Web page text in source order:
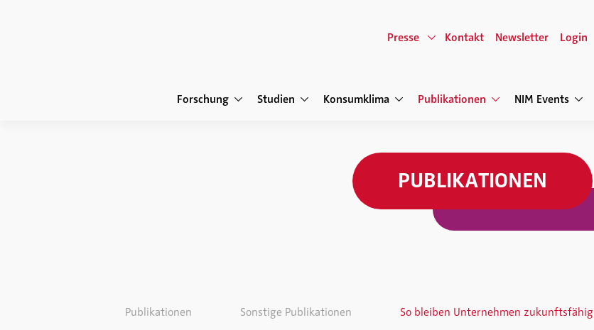
Forschung Studien Konsumklima Publikationen NIM Events
Presse Kontakt Newsletter Login
PUBLIKATIONEN
Publikationen Sonstige Publikationen So bleiben Unternehmen zukunftsfähig